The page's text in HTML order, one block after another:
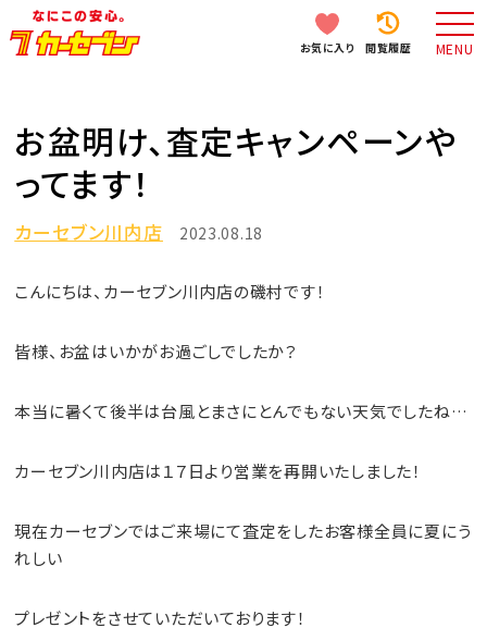
お気に入り 閲覧履歴 MENU
お盆明け、査定キャンペーンや
ってます！
カーセブン川内店 2023.08.18
こんにちは、カーセブン川内店の磯村です！
皆様、お盆はいかがお過ごしでしたか？
本当に暑くて後半は台風とまさにとんでもない天気でしたね…
カーセブン川内店は１７日より営業を再開いたしました！
現在カーセブンではご来場にて査定をしたお客様全員に夏にう
れしい
プレゼントをさせていただいております！